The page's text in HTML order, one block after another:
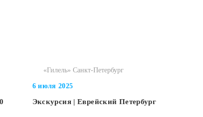
«Гилель» Санкт-Петербург
6 июля 2025
Экскурсия | Еврейский Петербург